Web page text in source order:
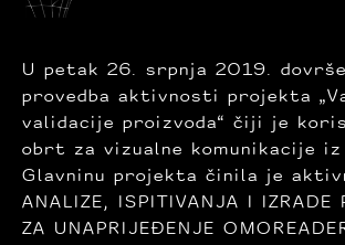
U petak 26. srpnja 2019.
provedba aktivnosti projekta
validacije proizvoda“ čiji je
obrt za vizualne komunikacije
Glavninu projekta činila je
ANALIZE, ISPITIVANJA I IZRADE
ZA UNAPRIJEĐENJE